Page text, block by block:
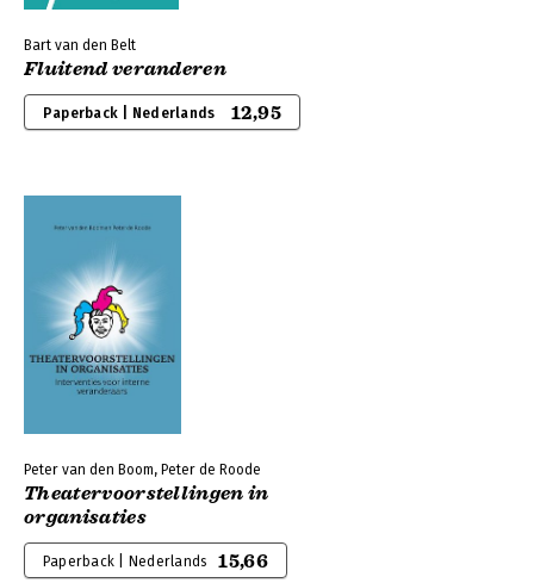
Bart van den Belt
Fluitend veranderen
Paperback | Nederlands 12,95
Peter van den Boom, Peter de Roode
Theatervoorstellingen in
organisaties
Paperback | Nederlands 15,66